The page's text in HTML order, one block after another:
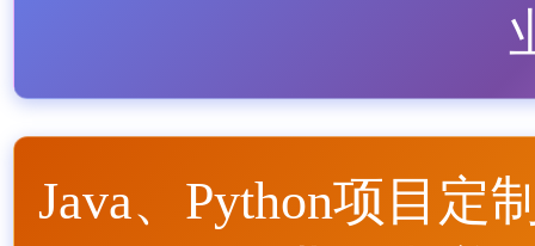
Java、Python项目定